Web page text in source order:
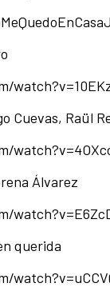
Cuevas, Raül
Álvarez
querida